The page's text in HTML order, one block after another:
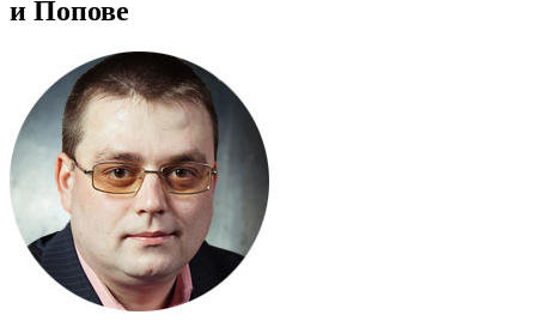
и Попове